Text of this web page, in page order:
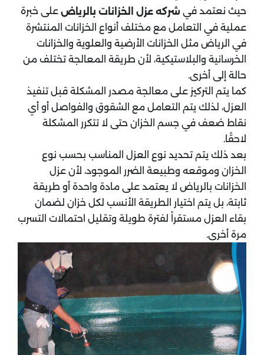
حيث نعتمد في شركه عزل الخزانات بالرياض على خبرة
عملية في التعامل مع مختلف أنواع الخزانات المنتشرة
في الرياض مثل الخزانات الأرضية والعلوية والخزانات
الخرسانية والبلاستيكية، لأن طريقة المعالجة تختلف من
حالة إلى أخرى.
كما يتم التركيز على معالجة مصدر المشكلة قبل تنفيذ
العزل، لذلك يتم التعامل مع الشقوق والفواصل أو أي
نقاط ضعف في جسم الخزان حتى لا تتكرر المشكلة
لاحقًا.
بعد ذلك يتم تحديد نوع العزل المناسب بحسب نوع
الخزان وموقعه وطبيعة الضرر الموجود، لأن عزل
الخزانات بالرياض لا يعتمد على مادة واحدة أو طريقة
ثابتة، بل يتم اختيار الطريقة الأنسب لكل خزان لضمان
بقاء العزل مستقراً لفترة طويلة وتقليل احتمالات التسرب
مرة أخرى.